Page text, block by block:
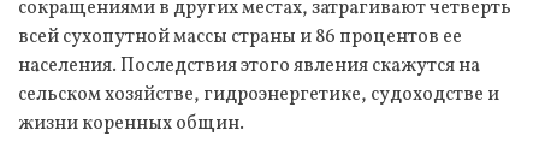
сокращениями в других местах, затрагивают четверть
всей сухопутной массы страны и 86 процентов ее
населения. Последствия этого явления скажутся на
сельском хозяйстве, гидроэнергетике, судоходстве и
жизни коренных общин.